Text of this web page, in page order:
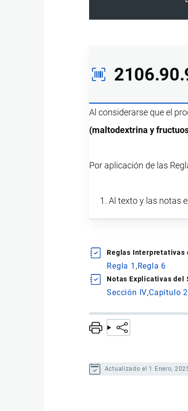
Al considerarse que el
(maltodextrina y
Por aplicación de las
Al texto y las notas
Reglas Interpretativas
Regla 1 Regla 6
Notas Explicativas del
Sección IV Capítulo
Actualizado el 1 Enero,